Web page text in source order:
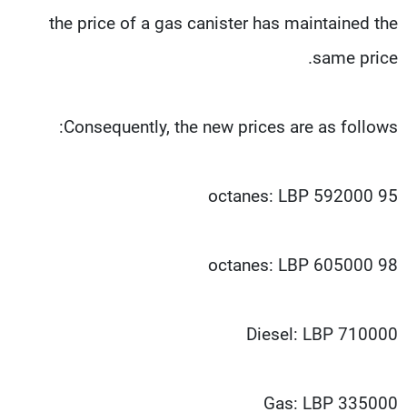
the price of a gas canister has maintained the
same price.
Consequently, the new prices are as follows:
95 octanes: LBP 592000
98 octanes: LBP 605000
Diesel: LBP 710000
Gas: LBP 335000